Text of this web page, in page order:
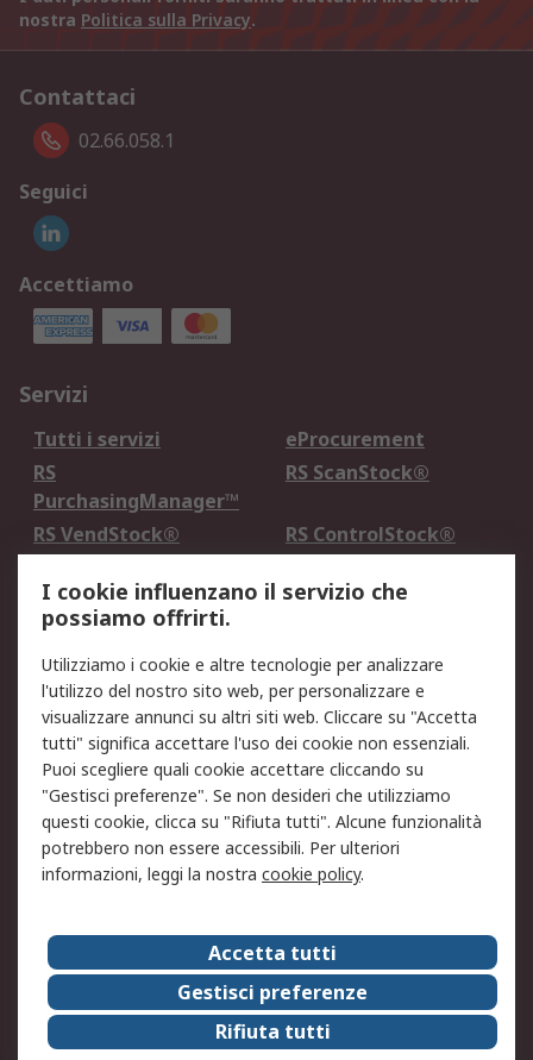
nostra Politica sulla Privacy.
Contattaci
02.66.058.1
Seguici
Accettiamo
Servizi
Tutti i servizi
eProcurement
RS
PurchasingManager™
RS ScanStock®
RS VendStock®
RS ControlStock®
Legale
Informativa Cookie
Informativa Privacy -
Aggiornata
Email Security
Termini d'uso
Condizioni di vendita
Condizioni generali di
servizio
Etica e responsabilità
Chi Siamo
Chi Siamo
Contattaci
Supporto
ESG
Carriere
RS Group
Discovery: il Blog di RS
I cookie influenzano il servizio che
possiamo offrirti.
Utilizziamo i cookie e altre tecnologie per analizzare
l'utilizzo del nostro sito web, per personalizzare e
visualizzare annunci su altri siti web. Cliccare su "Accetta
tutti" significa accettare l'uso dei cookie non essenziali.
Puoi scegliere quali cookie accettare cliccando su
"Gestisci preferenze". Se non desideri che utilizziamo
questi cookie, clicca su "Rifiuta tutti". Alcune funzionalità
potrebbero non essere accessibili. Per ulteriori
informazioni, leggi la nostra cookie policy.
Accetta tutti
Gestisci preferenze
Rifiuta tutti